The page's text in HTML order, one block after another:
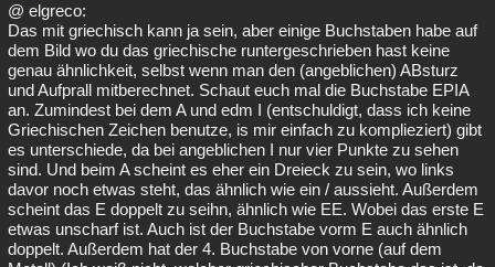
@ elgreco:
Das mit griechisch kann ja sein, aber einige Buchstaben habe auf
dem Bild wo du das griechische runtergeschrieben hast keine
genau ähnlichkeit, selbst wenn man den (angeblichen) ABsturz
und Aufprall mitberechnet. Schaut euch mal die Buchstabe EPIA
an. Zumindest bei dem A und edm I (entschuldigt, dass ich keine
Griechischen Zeichen benutze, is mir einfach zu komplieziert) gibt
es unterschiede, da bei angeblichen I nur vier Punkte zu sehen
sind. Und beim A scheint es eher ein Dreieck zu sein, wo links
davor noch etwas steht, das ähnlich wie ein / aussieht. Außerdem
scheint das E doppelt zu seihn, ähnlich wie EE. Wobei das erste E
etwas unscharf ist. Auch ist der Buchstabe vorm E auch ähnlich
doppelt. Außerdem hat der 4. Buchstabe von vorne (auf dem